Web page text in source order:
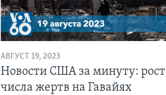
АВГУСТ 19, 2023
Новости США за минуту: рост
числа жертв на Гавайях